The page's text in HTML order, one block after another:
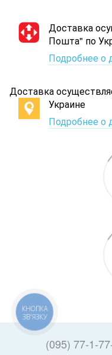
Доставка
Пошта" по
Подробнее о
Доставка
Украине
Подробнее о
(095) 77-1-
КНОПКА
ЗВ'ЯЗКУ